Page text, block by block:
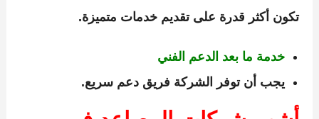
تكون أكثر قدرة على تقديم خدمات متميزة.
خدمة ما بعد الدعم الفني
يجب أن توفر الشركة فريق دعم سريع.